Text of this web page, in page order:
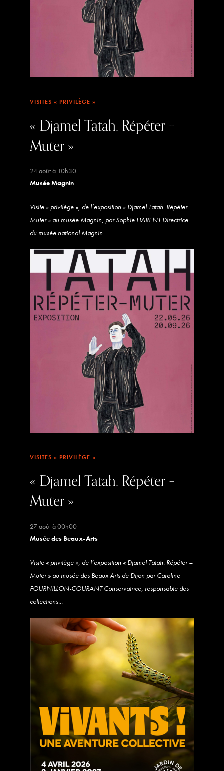
VISITES « PRIVILÈGE »
« Djamel Tatah. Répéter –
Muter »
24 août à 10h30
Musée Magnin
Visite « privilège », de l’exposition « Djamel Tatah. Répéter –
Muter » au musée Magnin, par Sophie HARENT Directrice
du musée national Magnin.
VISITES « PRIVILÈGE »
« Djamel Tatah. Répéter –
Muter »
27 août à 00h00
Musée des Beaux-Arts
Visite « privilège », de l’exposition « Djamel Tatah. Répéter –
Muter » au musée des Beaux Arts de Dijon par Caroline
FOURNILLON-COURANT Conservatrice, responsable des
collections...